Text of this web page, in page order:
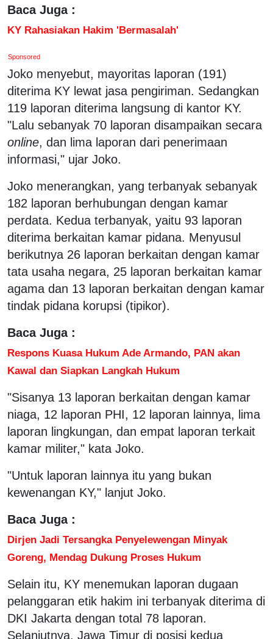
Baca Juga :
KY Rahasiakan Hakim 'Bermasalah'
Sponsored
Joko menyebut, mayoritas laporan (191)
diterima KY lewat jasa pengiriman. Sedangkan
119 laporan diterima langsung di kantor KY.
"Lalu sebanyak 70 laporan disampaikan secara
online, dan lima laporan dari penerimaan
informasi," ujar Joko.
Joko menerangkan, yang terbanyak sebanyak
182 laporan berhubungan dengan kamar
perdata. Kedua terbanyak, yaitu 93 laporan
diterima berkaitan kamar pidana. Menyusul
berikutnya 26 laporan berkaitan dengan kamar
tata usaha negara, 25 laporan berkaitan kamar
agama dan 13 laporan berkaitan dengan kamar
tindak pidana korupsi (tipikor).
Baca Juga :
Respons Kuasa Hukum Ade Armando, PAN akan
Kawal dan Siapkan Langkah Hukum
"Sisanya 13 laporan berkaitan dengan kamar
niaga, 12 laporan PHI, 12 laporan lainnya, lima
laporan lingkungan, dan empat laporan terkait
kamar militer," kata Joko.
"Untuk laporan lainnya itu yang bukan
kewenangan KY," lanjut Joko.
Baca Juga :
Dirjen Jadi Tersangka Penyelewengan Minyak
Goreng, Mendag Dukung Proses Hukum
Selain itu, KY menemukan laporan dugaan
pelanggaran etik hakim ini terbanyak diterima di
DKI Jakarta dengan total 78 laporan.
Selanjutnya, Jawa Timur di posisi kedua